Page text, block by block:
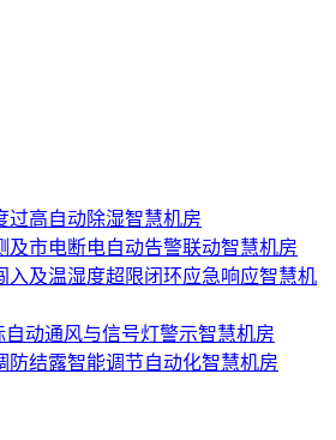
过高自动除湿智慧机房
及市电断电自动告警联动智慧机房
入及温湿度超限闭环应急响应智慧机
动通风与信号灯警示智慧机房
防结露智能调节自动化智慧机房